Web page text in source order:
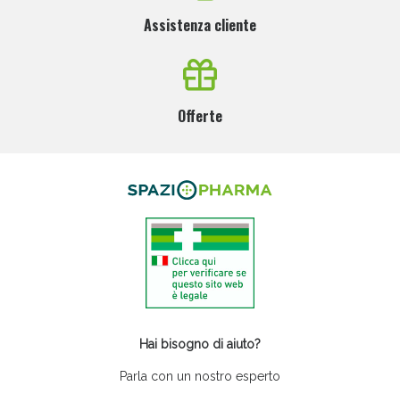
Assistenza cliente
Offerte
Hai bisogno di aiuto?
Parla con un nostro esperto